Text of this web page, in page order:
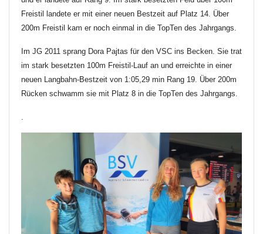
Freistil landete er mit einer neuen Bestzeit auf Platz 14. Über
200m Freistil kam er noch einmal in die TopTen des Jahrgangs.
Im JG 2011 sprang Dora Pajtas für den VSC ins Becken. Sie trat
im stark besetzten 100m Freistil-Lauf an und erreichte in einer
neuen Langbahn-Bestzeit von 1:05,29 min Rang 19. Über 200m
Rücken schwamm sie mit Platz 8 in die TopTen des Jahrgangs.